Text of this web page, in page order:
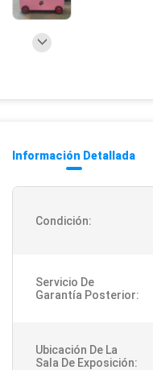
Información Detallada
Condición:
Servicio De
Garantía Posterior:
Ubicación De La
Sala De Exposición: